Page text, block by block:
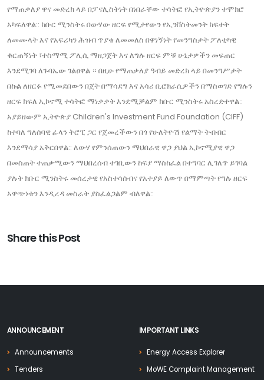
የማጠቃለያ ዋና መድረክ ላይ በፓናሊስትነት በነበራቸው ተሳትፎ የኢትዮጵያን ተሞክሮ
አካፍለዋል:: ክቡር ሚንስትሩ በውሃው ዘርፍ የሚታየውን የኢንቨስትመንት ክፍተት
ለመሙላት እና የአፍሪካን ሕዝብ ጥያቄ ለመመለስ በዋነኝነት የመንግስታት ፖለቲካዊ
ቁርጠኝነት ፣ተስማሚ ፖሊሲ ማዘጋጀት እና ለግሉ ዘርፍ ምቹ ሁኔታዎችን መፍጠር
እንደሚገባ ለጉባኤው ገልፀዋል ። በዚሁ የማጠቃለያ ዓብይ መድረክ ላይ በመንግሥታት
በኩል ለዘርፉ የሚመደበውን በጀት በማሳደግ እና አሳሪ ቢሮክራሲዎችን በማስወገድ የግሉን
ዘርፍ ክፍለ ኢኮኖሚ ተሳትፎ ማነቃቃት እንደሚቻልም ክቡር ሚንስትሩ አስረድተዋል::
አያይዘውም ኢትዮጵያ Children's Investment Fund Foundation (CIFF)
ከተባለ ግለሰባዊ ፊላን ትሮፒ ጋር የጀመረችውን በጎ የሁለትዮሽ የልማት ትብብር
እንደማሳያ አቅርበዋል:: ለውሃ የምንሰጠውን ማህበራዊ ዋጋ ያህል ኢኮኖሚያዊ ዋጋ
በመስጠት ተጠቃሚውን ማህበረሰብ ተገቢውን ከፍያ ማስከፈል በተግባር ሊገለጥ ይገባል
ያሉት ክቡር ሚንስትሩ መሰረታዊ የአስተሳሰብና የአተያይ ለውጥ በማምጣት የግሉ ዘርፍ
አዋጭነቱን እንዲረዳ መስራት ያስፈልጋልም ብለዋል::
Share this Post
ANNOUNCEMENT
Announcements
Tenders
IMPORTANT LINKS
Energy Access Explorer
MoWE Complaint Management